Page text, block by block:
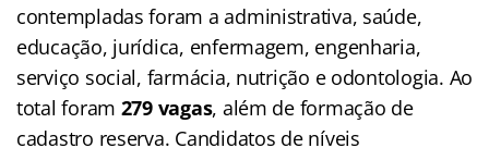
contempladas foram a administrativa, saúde,
educação, jurídica, enfermagem, engenharia,
serviço social, farmácia, nutrição e odontologia. Ao
total foram 279 vagas, além de formação de
cadastro reserva. Candidatos de níveis